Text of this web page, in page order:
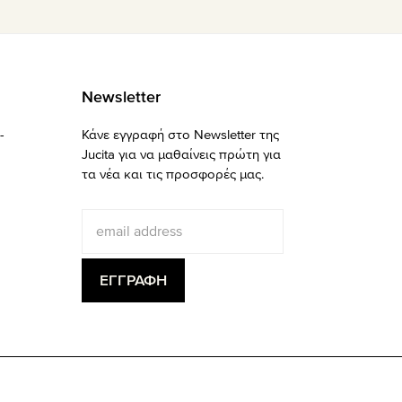
Newsletter
Κάνε εγγραφή στο Newsletter της
Jucita για να μαθαίνεις πρώτη για
τα νέα και τις προσφορές μας.